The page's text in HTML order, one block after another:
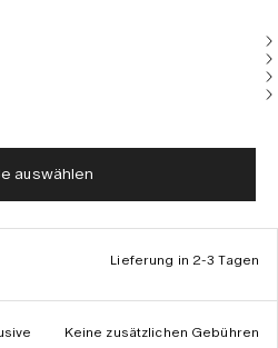
Anlässen zu wechseln. Das
und trägt Größe M.
auswählen
Lieferung in 2-3 Tagen
Keine zusätzlichen Gebühren